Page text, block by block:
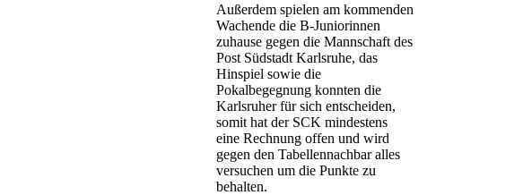
Außerdem spielen am kommenden
Wachende die B-Juniorinnen
zuhause gegen die Mannschaft des
Post Südstadt Karlsruhe, das
Hinspiel sowie die
Pokalbegegnung konnten die
Karlsruher für sich entscheiden,
somit hat der SCK mindestens
eine Rechnung offen und wird
gegen den Tabellennachbar alles
versuchen um die Punkte zu
behalten.